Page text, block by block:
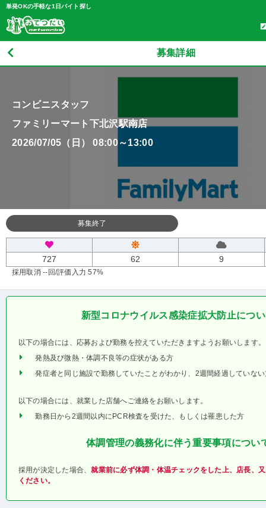
単発OKの手軽な1日バイト探し
募集詳細
コンビニスタッフ
ファミリーマート下北沢駅南店
2026/07/05（日） 08:00～13:00
募集終了
727 62 9
採用取消 --回/評価入力 57%
新型コロナウイルス感染症拡大防止につ
以下の場合には、応募および勤務を控えていただきますようお願いします。
発熱及び微熱・体調不良等の症状がある方
発症者と同じ施設で勤務していたことがわかり、2週間経過していな
以下の場合には、就業した店舗へご連絡をお願いします。
勤務日から2週間以内にPCR検査を受けた、もしくは罹患した方
体調管理の義務化に伴う重要事項につい
採用が決定した場合、就業前に必ず体調・体温チェックをした上、店長、
ください。